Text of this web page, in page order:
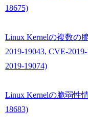
18675)
Linux Kernelの複数の
2019-19043, CVE-
2019-19074)
Linux Kernelの脆弱性
18683)